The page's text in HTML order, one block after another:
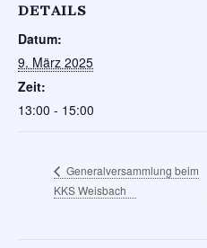
DETAILS
Datum:
9. März 2025
Zeit:
13:00 - 15:00
Generalversammlung beim
KKS Weisbach